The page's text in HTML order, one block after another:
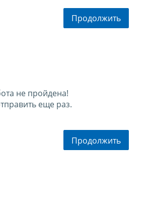
Продолжить
не пройдена!
еще раз.
Продолжить